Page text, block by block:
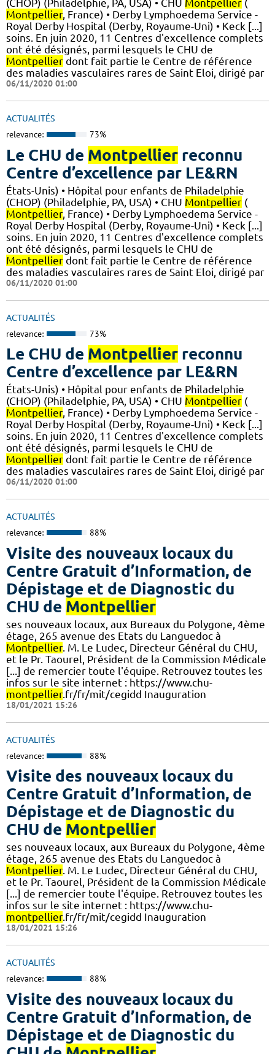
(CHOP) (Philadelphie, PA, USA) • CHU Montpellier (
Montpellier, France) • Derby Lymphoedema Service -
Royal Derby Hospital (Derby, Royaume-Uni) • Keck [...]
soins. En juin 2020, 11 Centres d'excellence complets
ont été désignés, parmi lesquels le CHU de
Montpellier dont fait partie le Centre de référence
des maladies vasculaires rares de Saint Eloi, dirigé par
06/11/2020 01:00
ACTUALITÉS
relevance: 73%
Le CHU de Montpellier reconnu
Centre d’excellence par LE&RN
États-Unis) • Hôpital pour enfants de Philadelphie
(CHOP) (Philadelphie, PA, USA) • CHU Montpellier (
Montpellier, France) • Derby Lymphoedema Service -
Royal Derby Hospital (Derby, Royaume-Uni) • Keck [...]
soins. En juin 2020, 11 Centres d'excellence complets
ont été désignés, parmi lesquels le CHU de
Montpellier dont fait partie le Centre de référence
des maladies vasculaires rares de Saint Eloi, dirigé par
06/11/2020 01:00
ACTUALITÉS
relevance: 73%
Le CHU de Montpellier reconnu
Centre d’excellence par LE&RN
États-Unis) • Hôpital pour enfants de Philadelphie
(CHOP) (Philadelphie, PA, USA) • CHU Montpellier (
Montpellier, France) • Derby Lymphoedema Service -
Royal Derby Hospital (Derby, Royaume-Uni) • Keck [...]
soins. En juin 2020, 11 Centres d'excellence complets
ont été désignés, parmi lesquels le CHU de
Montpellier dont fait partie le Centre de référence
des maladies vasculaires rares de Saint Eloi, dirigé par
06/11/2020 01:00
ACTUALITÉS
relevance: 88%
Visite des nouveaux locaux du
Centre Gratuit d’Information, de
Dépistage et de Diagnostic du
CHU de Montpellier
ses nouveaux locaux, aux Bureaux du Polygone, 4ème
étage, 265 avenue des Etats du Languedoc à
Montpellier. M. Le Ludec, Directeur Général du CHU,
et le Pr. Taourel, Président de la Commission Médicale
[...] de remercier toute l'équipe. Retrouvez toutes les
infos sur le site internet : https://www.chu-
montpellier.fr/fr/mit/cegidd Inauguration
18/01/2021 15:26
ACTUALITÉS
relevance: 88%
Visite des nouveaux locaux du
Centre Gratuit d’Information, de
Dépistage et de Diagnostic du
CHU de Montpellier
ses nouveaux locaux, aux Bureaux du Polygone, 4ème
étage, 265 avenue des Etats du Languedoc à
Montpellier. M. Le Ludec, Directeur Général du CHU,
et le Pr. Taourel, Président de la Commission Médicale
[...] de remercier toute l'équipe. Retrouvez toutes les
infos sur le site internet : https://www.chu-
montpellier.fr/fr/mit/cegidd Inauguration
18/01/2021 15:26
ACTUALITÉS
relevance: 88%
Visite des nouveaux locaux du
Centre Gratuit d’Information, de
Dépistage et de Diagnostic du